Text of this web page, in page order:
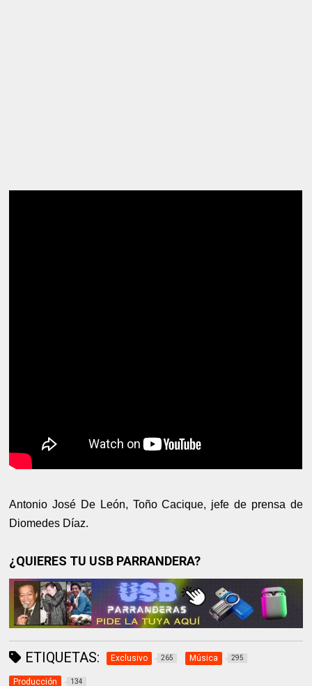
Antonio José De León, Toño Cacique, jefe de prensa de
Diomedes Díaz.
¿QUIERES TU USB PARRANDERA?
ETIQUETAS: Exclusivo 265 Música 295
Producción 134